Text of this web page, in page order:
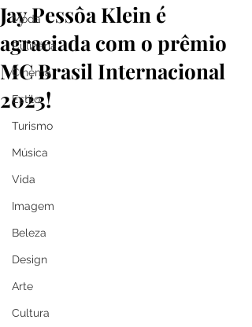
Moda
Culinária
Cinema
Estilo
Turismo
Música
Vida
Imagem
Beleza
Design
Arte
Cultura
Jay Pessôa Klein é
agraciada com o prêmio
MC Brasil Internacional
2023!